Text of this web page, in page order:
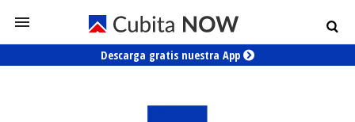
Descarga gratis nuestra App